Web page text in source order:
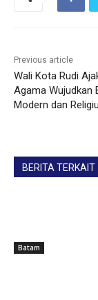
Previous article
Wali Kota Rudi
Agama Wujudkan
Modern dan
BERITA TERKAIT
Batam